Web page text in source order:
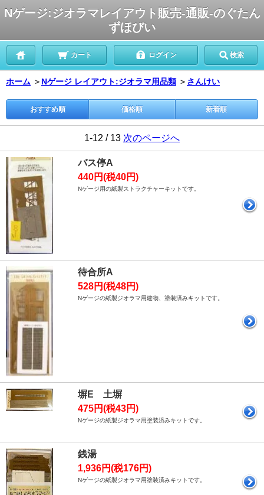
Nゲージ:ジオラマレイアウト販売-通販-のぐたん
ずほびい
カート ログイン 検索
ホーム ＞ Nゲージ レイアウト:ジオラマ用品類 ＞ さんけい
おすすめ順 価格順 新着順
1-12 / 13 次のページへ
バス停A
440円(税40円)
Nゲージ用の紙製ストラクチャーキットです。
待合所A
528円(税48円)
Nゲージの紙製ジオラマ用建物、塗装済みキットです。
塀E 土塀
475円(税43円)
Nゲージの紙製ジオラマ用塗装済みキットです。
銭湯
1,936円(税176円)
Nゲージの紙製ジオラマ用塗装済みキットです。